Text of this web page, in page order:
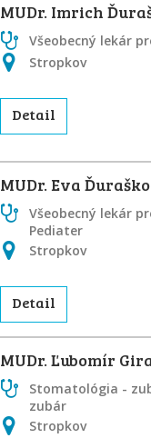
MUDr. Imrich
Všeobecný lekár
Stropkov
Detail
MUDr. Eva
Všeobecný lekár
Pediater
Stropkov
Detail
MUDr. Ľubomír
Stomatológia -
zubár
Stropkov